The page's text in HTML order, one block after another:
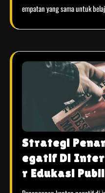
empatan yang sama untuk
Strategi
egatif Di
r Edukasi